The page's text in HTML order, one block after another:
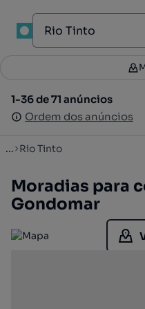
1-36 de 71 anúncios
Ordem dos anúncios
1-36 de 71 anúncios
Ordem dos anúncios
... Rio Tinto
Moradias para
Gondomar